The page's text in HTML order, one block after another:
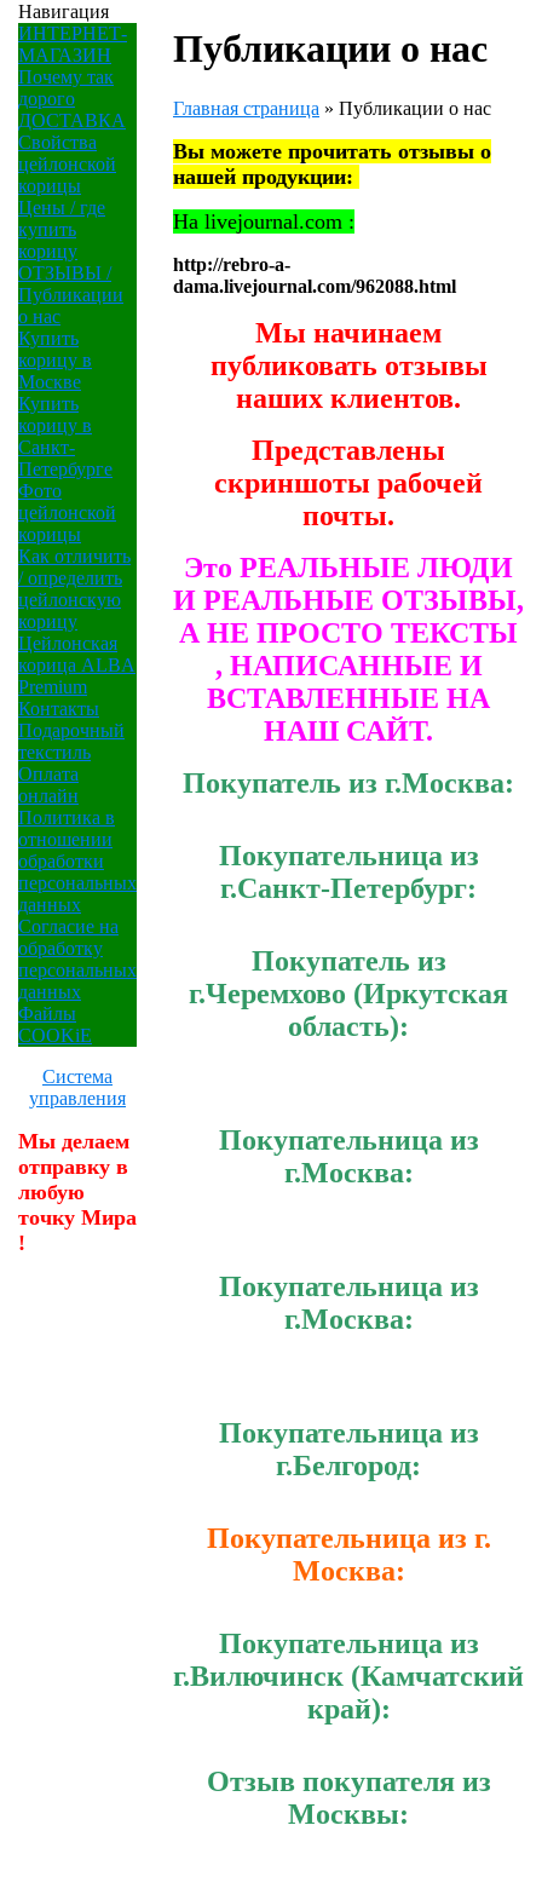
Навигация
ИНТЕРНЕТ-
МАГАЗИН
Почему так
дорого
ДОСТАВКА
Свойства
цейлонской
корицы
Цены / где
купить
корицу
ОТЗЫВЫ /
Публикации
о нас
Купить
корицу в
Москве
Купить
корицу в
Санкт-
Петербурге
Фото
цейлонской
корицы
Как отличить
/ определить
цейлонскую
корицу
Цейлонская
корица ALBA
Premium
Контакты
Подарочный
текстиль
Оплата
онлайн
Политика в
отношении
обработки
персональных
данных
Согласие на
обработку
персональных
данных
Файлы
COOKiE
Система
управления
Мы делаем
отправку в
любую
точку Мира
!
Публикации о нас
Главная страница » Публикации о нас
Вы можете прочитать отзывы о
нашей продукции:
На livejournal.com :
http://rebro-a-
dama.livejournal.com/962088.html
Мы начинаем
публиковать отзывы
наших клиентов.
Представлены
скриншоты рабочей
почты.
Это РЕАЛЬНЫЕ ЛЮДИ
И РЕАЛЬНЫЕ ОТЗЫВЫ,
А НЕ ПРОСТО ТЕКСТЫ
, НАПИСАННЫЕ И
ВСТАВЛЕННЫЕ НА
НАШ САЙТ.
Покупатель из г.Москва:
Покупательница из
г.Санкт-Петербург:
Покупатель из
г.Черемхово (Иркутская
область):
Покупательница из
г.Москва:
Покупательница из
г.Москва:
Покупательница из
г.Белгород:
Покупательница из г.
Москва:
Покупательница из
г.Вилючинск (Камчатский
край):
Отзыв покупателя из
Москвы: